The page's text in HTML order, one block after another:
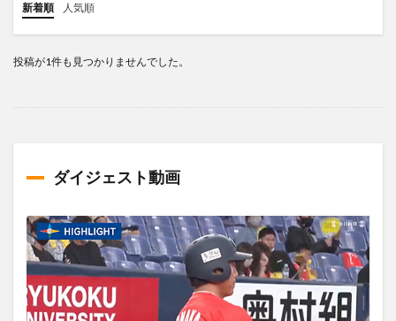
新着順 人気順
投稿が1件も見つかりませんでした。
ダイジェスト動画